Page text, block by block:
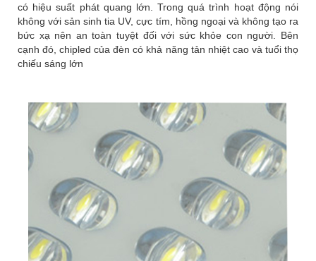
có hiệu suất phát quang lớn. Trong quá trình hoạt động nói
không với sản sinh tia UV, cực tím, hồng ngoại và không tạo ra
bức xạ nên an toàn tuyệt đối với sức khỏe con người. Bên
cạnh đó, chipled của đèn có khả năng tản nhiệt cao và tuổi thọ
chiếu sáng lớn